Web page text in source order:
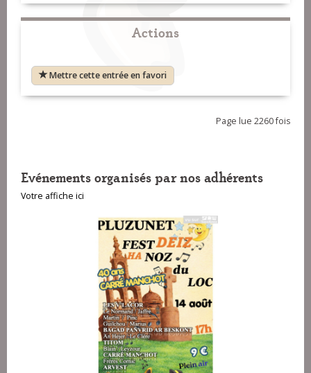
Actions
Mettre cette entrée en favori
Page lue 2260 fois
Evénements organisés par nos adhérents
Votre affiche ici